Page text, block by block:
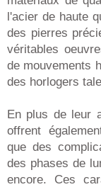
l'acier de haute
des pierres
véritables
de mouvements
des horlogers
En plus de leur
offrent
que des
des phases de
encore. Ces